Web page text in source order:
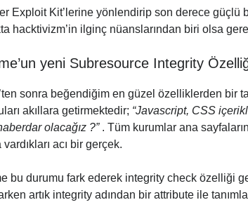
Exploit Kit’lerine yönlendirip son derece güçlü
hacktivizm’in ilginç nüanslarından biri olsa
yeni Subresource Integrity
sonra beğendiğim en güzel özelliklerden bir
akıllara getirmektedir; “Javascript, CSS
olacağız ?”. Tüm kurumlar ana
vardıkları acı bir gerçek.
bu durumu fark ederek integrity check özelliği
artık integrity adından bir attribute ile